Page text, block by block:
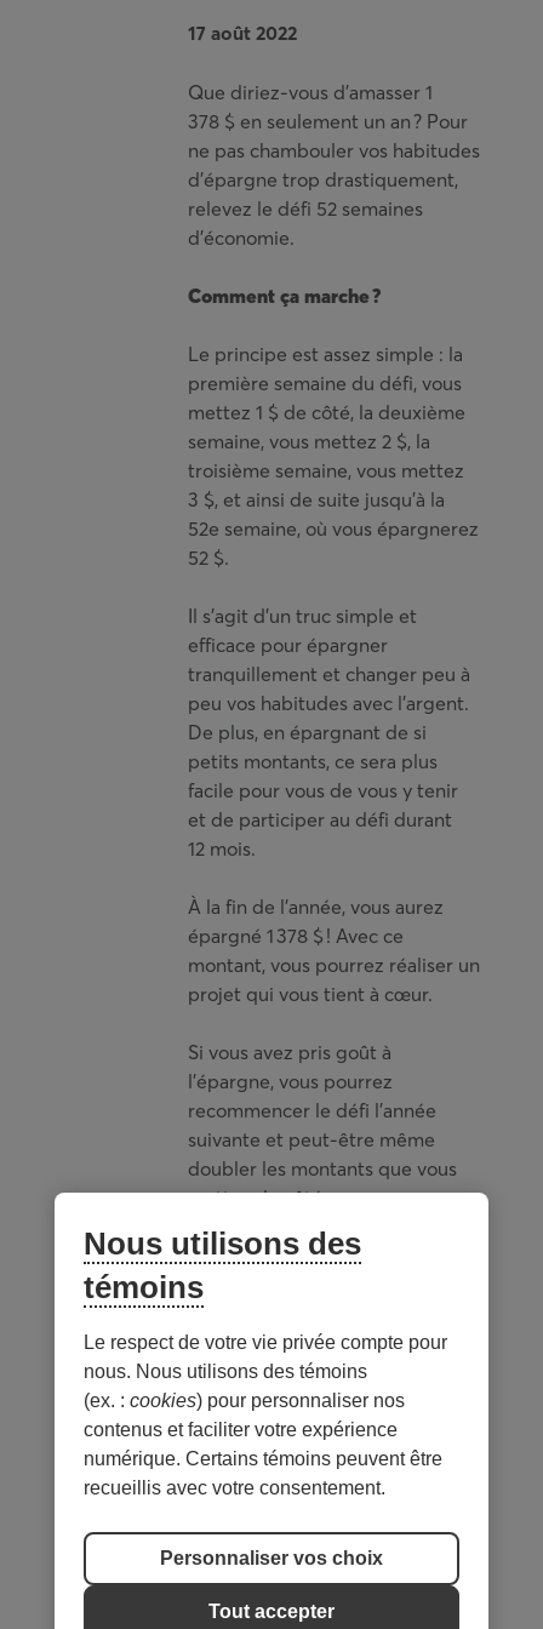
17 août 2022
Que diriez-vous d’amasser 1
378 $ en seulement un an ? Pour
ne pas chambouler vos habitudes
d’épargne trop drastiquement,
relevez le défi 52 semaines
d’économie.
Comment ça marche ?
Le principe est assez simple : la
première semaine du défi, vous
mettez 1 $ de côté, la deuxième
semaine, vous mettez 2 $, la
troisième semaine, vous mettez
3 $, et ainsi de suite jusqu’à la
52e semaine, où vous épargnerez
52 $.
Il s’agit d’un truc simple et
efficace pour épargner
tranquillement et changer peu à
peu vos habitudes avec l’argent.
De plus, en épargnant de si
petits montants, ce sera plus
facile pour vous de vous y tenir
et de participer au défi durant
12 mois.
À la fin de l’année, vous aurez
épargné 1 378 $ ! Avec ce
montant, vous pourrez réaliser un
projet qui vous tient à cœur.
Si vous avez pris goût à
l’épargne, vous pourrez
recommencer le défi l’année
suivante et peut-être même
doubler les montants que vous
mettez de côté.
Utilisez notre visuel pour suivre
la progression de votre
prochain
d’économie
Si vous avez besoin de conseils,
n’hésitez pas à contacter votre
conseiller à la Caisse par courriel
en écrivant
Nous utilisons des
témoins
Le respect de votre vie privée compte pour
nous. Nous utilisons des témoins
(ex. : cookies) pour personnaliser nos
contenus et faciliter votre expérience
numérique. Certains témoins peuvent être
recueillis avec votre consentement.
Personnaliser vos choix
Tout accepter